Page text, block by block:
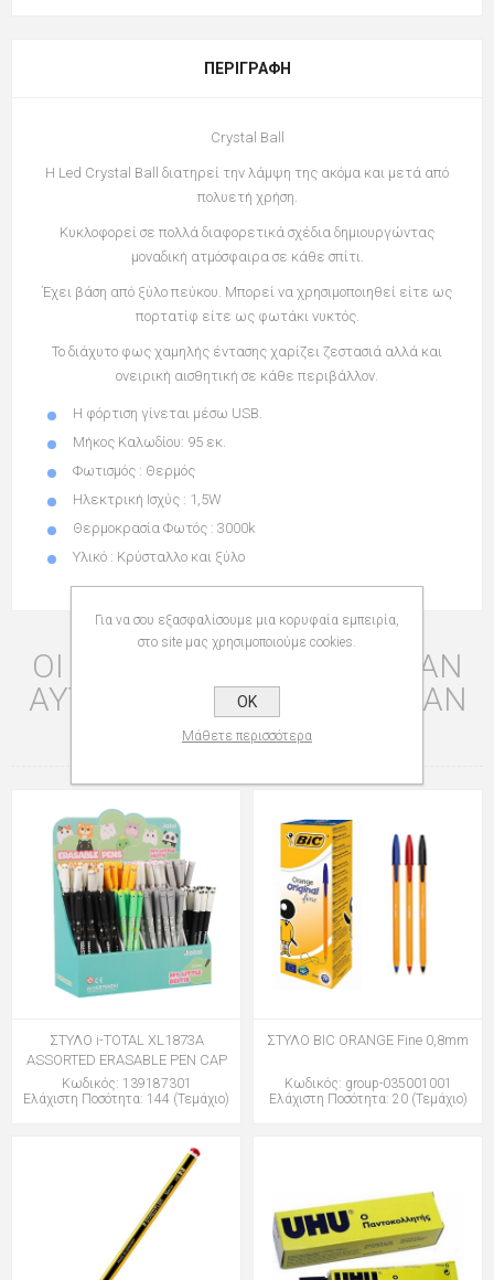
ΠΕΡΙΓΡΑΦΉ
Crystal Ball
H Led Crystal Ball διατηρεί την λάμψη της ακόμα και μετά από
πολυετή χρήση.
Κυκλοφορεί σε πολλά διαφορετικά σχέδια δημιουργώντας
μοναδική ατμόσφαιρα σε κάθε σπίτι.
Έχει βάση από ξύλο πεύκου. Μπορεί να χρησιμοποιηθεί είτε ως
πορτατίφ είτε ως φωτάκι νυκτός.
Το διάχυτο φως χαμηλής έντασης χαρίζει ζεστασιά αλλά και
ονειρική αισθητική σε κάθε περιβάλλον.
Η φόρτιση γίνεται μέσω USB.
Μήκος Καλωδίου: 95 εκ.
Φωτισμός : Θερμός
Ηλεκτρική Ισχύς : 1,5W
Θερμοκρασία Φωτός : 3000k
Υλικό : Κρύσταλλο και ξύλο
ΟΙ ΠΕΛΆΤΕΣ ΠΟΥ ΑΓΌΡΑΣΑΝ
ΑΥΤΌ ΤΟ ΠΡΟΪΌΝ ΑΓΌΡΑΣΑΝ
ΕΠΊΣΗΣ
ΣΤΥΛΟ i-TOTAL XL1873A
ASSORTED ERASABLE PEN CAP
Κωδικός: 139187301
Ελάχιστη Ποσότητα: 144 (Τεμάχιο)
ΣΤΥΛΟ BIC ORANGE Fine 0,8mm
Κωδικός: group-035001001
Ελάχιστη Ποσότητα: 20 (Τεμάχιο)
Για να σου εξασφαλίσουμε μια κορυφαία εμπειρία,
στο site μας χρησιμοποιούμε cookies.
OK
Μάθετε περισσότερα